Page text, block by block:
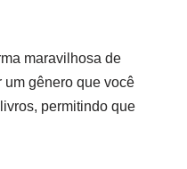
maravilhosa de
um gênero que você
permitindo que